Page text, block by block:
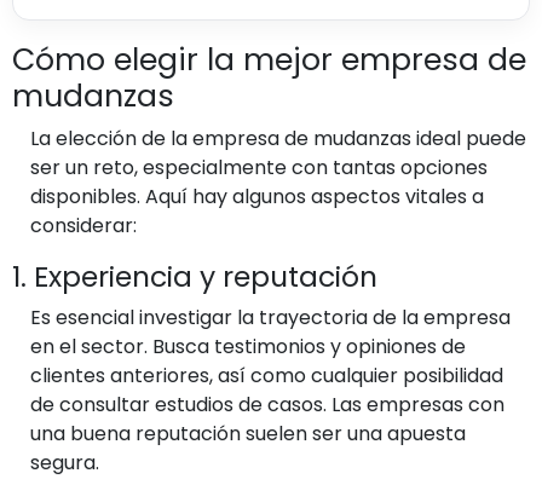
Cómo elegir la mejor empresa de
mudanzas
La elección de la empresa de mudanzas ideal puede
ser un reto, especialmente con tantas opciones
disponibles. Aquí hay algunos aspectos vitales a
considerar:
1. Experiencia y reputación
Es esencial investigar la trayectoria de la empresa
en el sector. Busca testimonios y opiniones de
clientes anteriores, así como cualquier posibilidad
de consultar estudios de casos. Las empresas con
una buena reputación suelen ser una apuesta
segura.